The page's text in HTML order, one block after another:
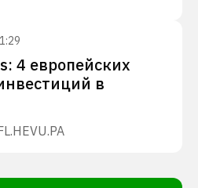
4 европейских
в
VU.PA